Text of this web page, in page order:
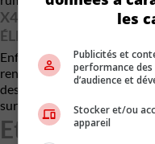
X4 : LE COUPÉ
ÉLECTRIQUE
Enfin, le BMW X4, version
renouvelé. Sa disparition
des VUS électriques dans
sur la Neue Klasse.
Et après ?
les
Publicités et
performance
d’audience et
Stocker et/ou
appareil